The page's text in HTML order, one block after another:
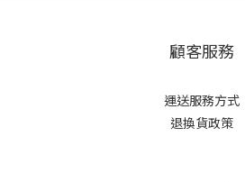
顧客服務
運送服務方式
退換貨政策